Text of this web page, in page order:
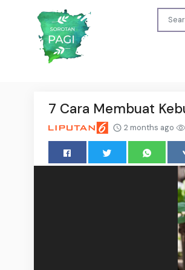
7 Cara Membuat
2 months ago